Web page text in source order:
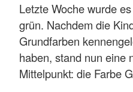
Letzte Woche wurde
grün. Nachdem die
Grundfarben
haben, stand nun eine
Mittelpunkt: die Farbe